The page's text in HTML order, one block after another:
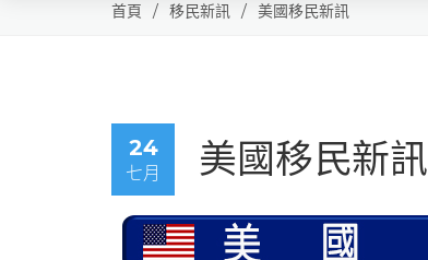
首頁 移民新訊 美國移民新訊
24
七月 美國移民新訊